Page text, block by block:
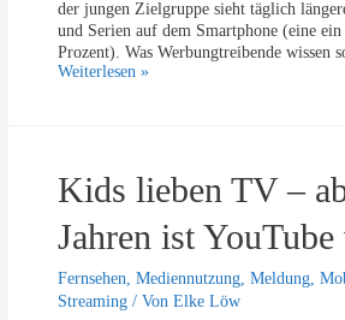
o
n
i
D
a
der jungen Zielgruppe sieht täglich
und Serien auf dem Smartphone (eine
Prozent). Was Werbungtreibende wissen
M
e
V
i
d
o
2
Weiterlesen »
Kids lieben TV –
Jahren ist YouTube
Fernsehen ,Mediennutzung ,Meldung ,
Streaming / VonElke Löw